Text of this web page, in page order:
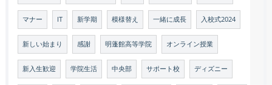
マナー IT 新学期 模様替え 一緒に成長 入校式2024
新しい始まり 感謝 明蓬館高等学院 オンライン授業
新入生歓迎 学院生活 中央部 サポート校 ディズニー